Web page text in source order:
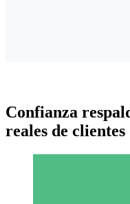
Confianza
reales de clientes